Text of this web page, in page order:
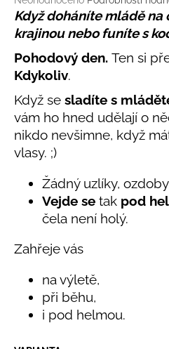
hodnocení
produktu
je
0,0
z
5
hvězdiček.
Když doháníte mládě na
krajinou nebo funíte s
Pohodový den. Ten si
Kdykoliv.
Když se sladíte s
vám ho hned udělají o
nikdo nevšimne, když
vlasy. ;)
Žádný uzlíky,
Vejde se tak pod
čela není holý.
Zahřeje vás
na výletě,
při běhu,
i pod helmou.
u
j
m
e
LETNÍ
KLOBOUČEK
OUŠKY